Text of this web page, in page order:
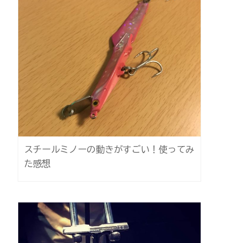
スチールミノーの動きがすごい！使ってみ
た感想